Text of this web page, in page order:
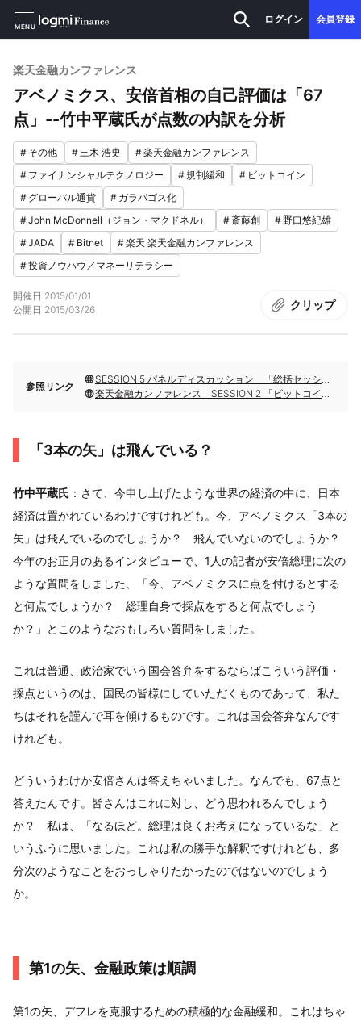
MENU
ログイン 会員登録
楽天金融カンファレンス
アベノミクス、安倍首相の自己評価は「67
点」--竹中平蔵氏が点数の内訳を分析
# その他 #三木 浩史 #楽天金融カンファレンス
# ファイナンシャルテクノロジー #規制緩和 # ビットコイン
# グローバル通貨 # ガラパゴス化
#John McDonnell（ジョン・マクドネル） #斎藤創 #野口悠紀雄
#JADA # Bitnet #楽天 楽天金融カンファレンス
#投資ノウハウ／マネーリテラシー
開催日 2015/01/01
公開日 2015/03/26 クリップ
参照リンク
SESSION 5 パネルディスカッション 「総括セッション技術革新が生む新たなる金融サービス像」
楽天金融カンファレンス SESSION 2 「ビットコインの台頭」
「3本の矢」は飛んでいる？
竹中平蔵氏 ：さて、今申し上げたような世界の経済の中に、日本
経済は置かれているわけですけれども。今、アベノミクス「3本の
矢」は飛んでいるのでしょうか？ 飛んでいないのでしょうか？
今年のお正月のあるインタビューで、1人の記者が安倍総理に次の
ような質問をしました、「今、アベノミクスに点を付けるとする
と何点でしょうか？ 総理自身で採点をすると何点でしょう
か？」とこのようなおもしろい質問をしました。
これは普通、政治家でいう国会答弁をするならばこういう評価・
採点というのは、国民の皆様にしていただくものであって、私た
ちはそれを謹んで耳を傾けるものです。これは国会答弁なんです
けれども。
どういうわけか安倍さんは答えちゃいました。なんでも、67点と
答えたんです。皆さんはこれに対し、どう思われるんでしょう
か？ 私は、「なるほど。総理は良くお考えになっているな」と
いうふうに思いました。これは私の勝手な解釈ですけれども、多
分次のようなことをおっしゃりたかったのではないのでしょう
か。
第1の矢、金融政策は順調
第1の矢、デフレを克服するための積極的な金融緩和。これはちゃ